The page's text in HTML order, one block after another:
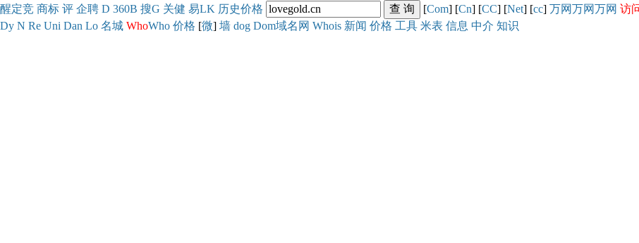
醒定竞 商标 评 企聘 D 360B 搜G 关健 易LK 历史价格 [Com] [Cn] [CC] [Net] [cc] 万网万网万网 访
Dy N Re Uni Dan Lo 名城 WhoWho 价格 [微] 墙 dog Dom域名网 Whois 新闻 价格 工具 米表 信息 中介 知识